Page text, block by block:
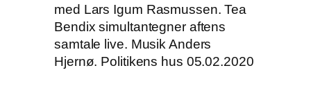
med Lars Igum Rasmussen. Tea
Bendix simultantegner aftens
samtale live. Musik Anders
Hjernø. Politikens hus 05.02.2020